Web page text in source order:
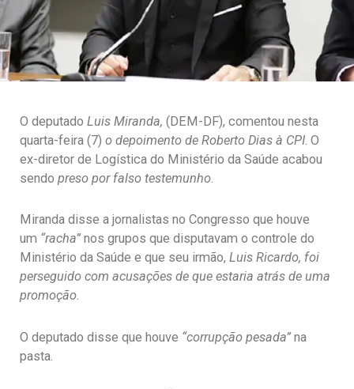
O deputado Luis Miranda, (DEM-DF), comentou nesta
quarta-feira (7) o depoimento de Roberto Dias à CPI . O
ex-diretor de Logística do Ministério da Saúde acabou
sendo preso por falso testemunho
Miranda disse a jornalistas no Congresso que houve
um “racha”nos grupos que disputavam o controle do
Ministério da Saúde e que seu irmão, Luis Ricardo, foi
perseguido com acusações de que estaria atrás de uma
promoção.
O deputado disse que houve “corrupção pesada”na
pasta.